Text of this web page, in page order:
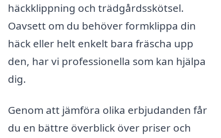
häckklippning och trädgårdsskötsel.
Oavsett om du behöver formklippa din
häck eller helt enkelt bara fräscha upp
den, har vi professionella som kan hjälpa
dig.
Genom att jämföra olika erbjudanden får
du en bättre överblick över priser och